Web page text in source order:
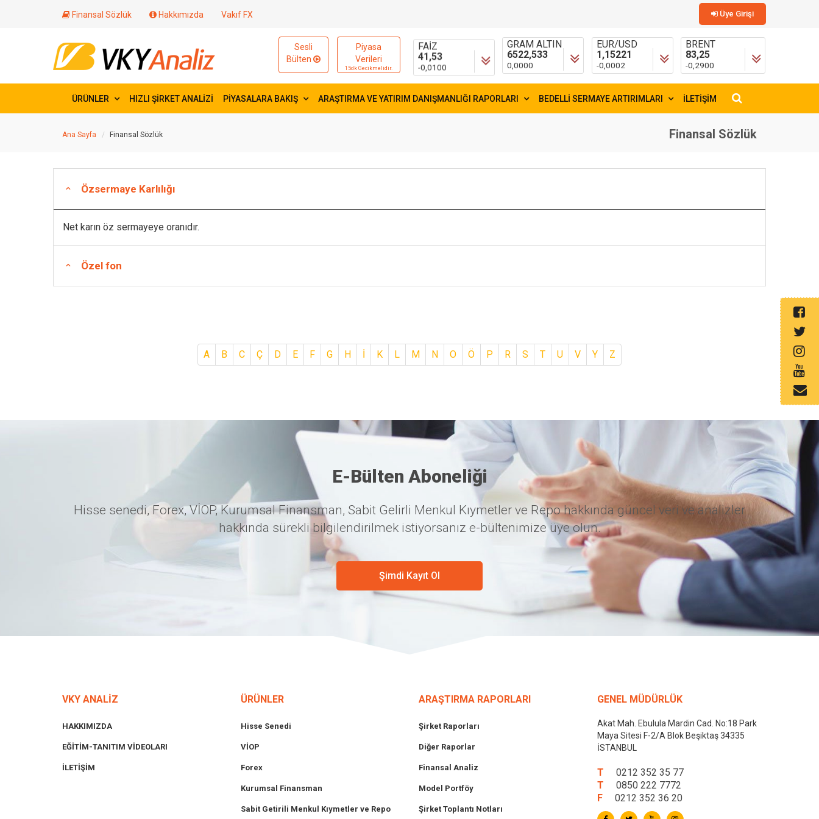
Finansal Sözlük Hakkımızda Vakıf FX Üye Girişi
Sesli
Bülten
Piyasa
Verileri
15dk Gecikmelidir.
FAİZ
41,53
-0,0100
GRAM ALTIN
6522,533
0,0000
EUR/USD
1,15221
-0,0002
BRENT
83,25
-0,2900
ÜRÜNLER HIZLI ŞİRKET ANALİZİ PİYASALARA BAKIŞ ARAŞTIRMA VE YATIRIM DANIŞMANLIĞI RAPORLARI BEDELLİ SERMAYE ARTIRIMLARI İLETİŞİM
×
Ana Sayfa Finansal Sözlük Finansal Sözlük
Özsermaye Karlılığı
Net karın öz sermayeye oranıdır.
Özel fon
A B C Ç D E F G H İ K L M N O Ö P R S T U V Y Z
E-Bülten Aboneliği
Hisse senedi, Forex, VİOP, Kurumsal Finansman, Sabit Gelirli Menkul Kıymetler ve Repo hakkında güncel veri ve analizler
hakkında sürekli bilgilendirilmek istiyorsanız e-bültenimize üye olun.
Şimdi Kayıt Ol
VKY ANALİZ
HAKKIMIZDA
EĞİTİM-TANITIM VİDEOLARI
İLETİŞİM
ÜRÜNLER
Hisse Senedi
VİOP
Forex
Kurumsal Finansman
Sabit Getirili Menkul Kıymetler ve Repo
ARAŞTIRMA RAPORLARI
Şirket Raporları
Diğer Raporlar
Finansal Analiz
Model Portföy
Şirket Toplantı Notları
GENEL MÜDÜRLÜK
Akat Mah. Ebulula Mardin Cad. No:18 Park
Maya Sitesi F-2/A Blok Beşiktaş 34335
İSTANBUL
T
0212 352 35 77
T
0850 222 7772
F
0212 352 36 20